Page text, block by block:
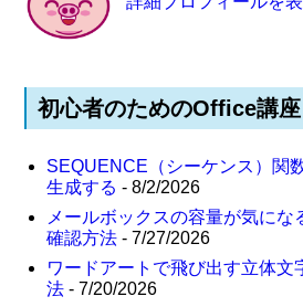
初心者のためのOffice講座
SEQUENCE（シーケンス）関
生成する - 8/2/2026
メールボックスの容量が気にな
確認方法 - 7/27/2026
ワードアートで飛び出す立体文
法 - 7/20/2026